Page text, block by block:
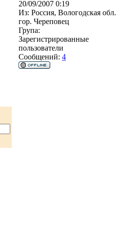
20/09/2007 0:19
Из: Россия, Вологодская обл.
гор. Череповец
Група:
Зарегистрированные
пользователи
Сообщений: 4